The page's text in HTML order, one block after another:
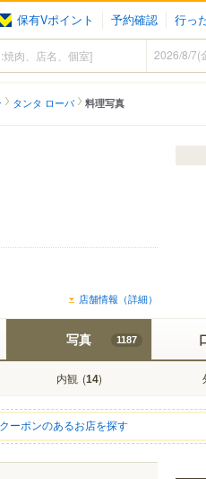
保有Vポイント 予約確認 行っ
タンタ ローバ 料理写真
店舗情報（詳細）
写真 1187
内観 (14)
ーポンのあるお店を探す